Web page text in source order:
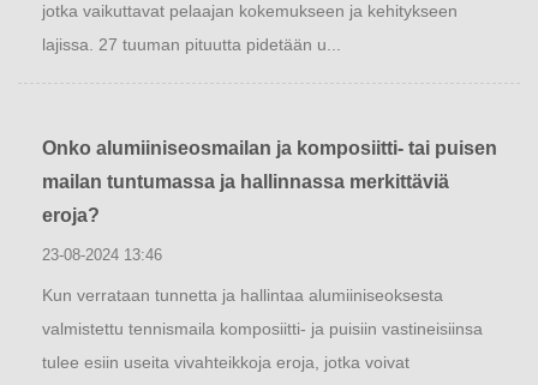
jotka vaikuttavat pelaajan kokemukseen ja kehitykseen
lajissa. 27 tuuman pituutta pidetään u...
Onko alumiiniseosmailan ja komposiitti- tai puisen
mailan tuntumassa ja hallinnassa merkittäviä
eroja?
23-08-2024 13:46
Kun verrataan tunnetta ja hallintaa alumiiniseoksesta
valmistettu tennismaila komposiitti- ja puisiin vastineisiinsa
tulee esiin useita vivahteikkoja eroja, jotka voivat